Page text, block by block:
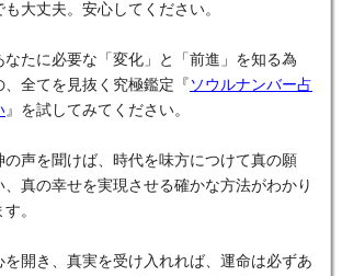
も大丈夫。安心してください。
なたに必要な「変化」と「前進」を知る為
、全てを見抜く究極鑑定『 ソウルナンバー占
』を試してみてください。
の声を聞けば、時代を味方につけて真の願
、真の幸せを実現させる確かな方法がわかり
す。
を開き、真実を受け入れれば、運命は必ずあ